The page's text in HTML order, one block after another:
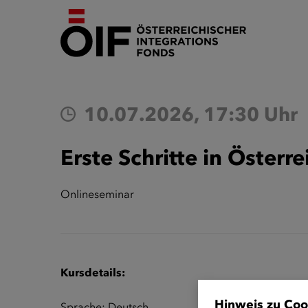
10.07.2026, 17:30 Uhr
Onlineseminar
Kursdetails:
Hinweis zu